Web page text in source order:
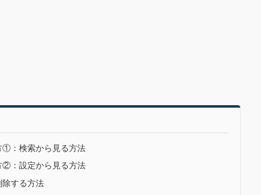
①：検索から見る方法
②：設定から見る方法
除する方法